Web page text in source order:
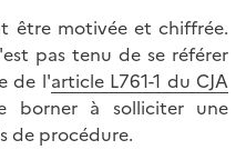
être motivée et chiffrée.
pas tenu de se référer
de l'article L761-1 du CJA
borner à solliciter une
de procédure.